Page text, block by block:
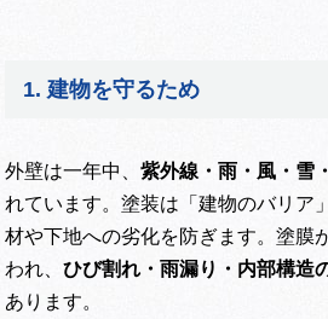
1. 建物を守るため
外壁は一年中、紫外線・雨・風・雪
れています。塗装は「建物のバリア
材や下地への劣化を防ぎます。塗膜
われ、ひび割れ・雨漏り・内部構造
あります。